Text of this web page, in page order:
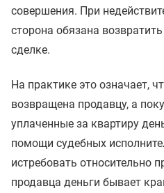
совершения. При
сторона обязана
сделке.
На практике это означает,
возвращена продавцу, а
уплаченные за квартиру
помощи судебных
истребовать относительно
продавца деньги бывает